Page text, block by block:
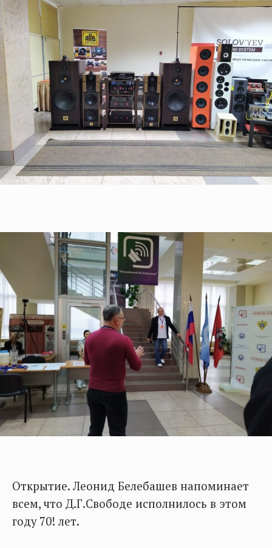
Открытие. Леонид Белебашев напоминает
всем, что Д.Г.Свободе исполнилось в этом
году 70! лет.